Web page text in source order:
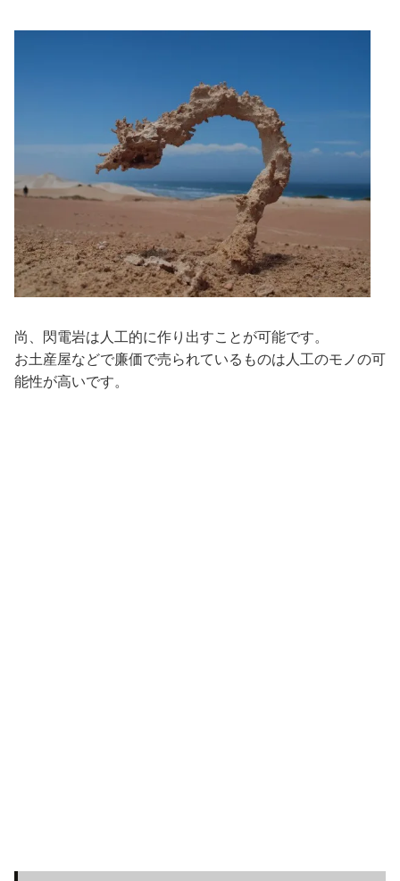
尚、閃電岩は人工的に作り出すことが可能です。
お土産屋などで廉価で売られているものは人工のモノの可
能性が高いです。